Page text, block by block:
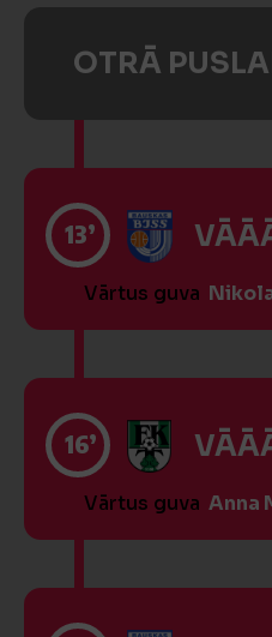
OTRĀ
13’
Vārtus guva
16’
Vārtus guva Anna